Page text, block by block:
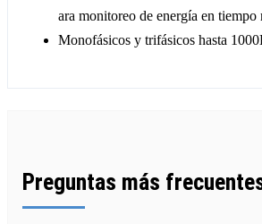
ara monitoreo de energía en tiempo
Monofásicos y trifásicos hasta
Preguntas más